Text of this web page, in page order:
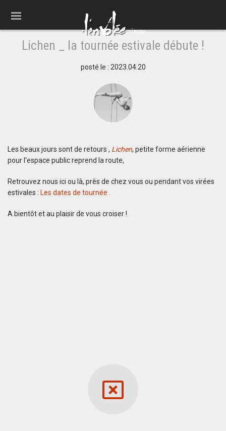
Lichen _ la tournée estivale débute !
posté le : 2023.04.20
Les beaux jours sont de retours , Lichen, petite forme aérienne
pour l'espace public reprend la route,
Retrouvez nous ici ou là, près de chez vous ou pendant vos virées
estivales : Les dates de tournée .
A bientôt et au plaisir de vous croiser !